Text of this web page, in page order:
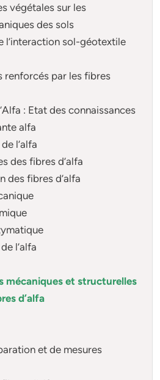
végétales sur les
des sols
l’interaction sol-géotextile
renforcés par les fibres
: Etat des connaissances
alfa
l’alfa
des fibres d’alfa
des fibres d’alfa
l’alfa
mécaniques et structurelles
d’alfa
et de mesures